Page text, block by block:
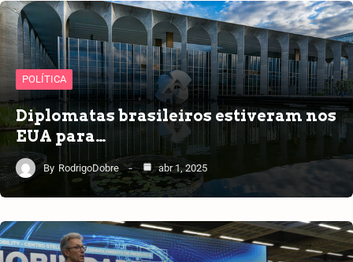
POLÍTICA
Diplomatas brasileiros estiveram nos
EUA para…
By RodrigoDobre abr 1, 2025